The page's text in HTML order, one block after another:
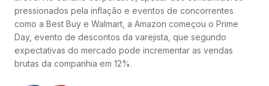
pressionados pela inflação e eventos de concorrentes
como a Best Buy e Walmart, a Amazon começou o Prime
Day, evento de descontos da varejista, que segundo
expectativas do mercado pode incrementar as vendas
brutas da companhia em 12%.